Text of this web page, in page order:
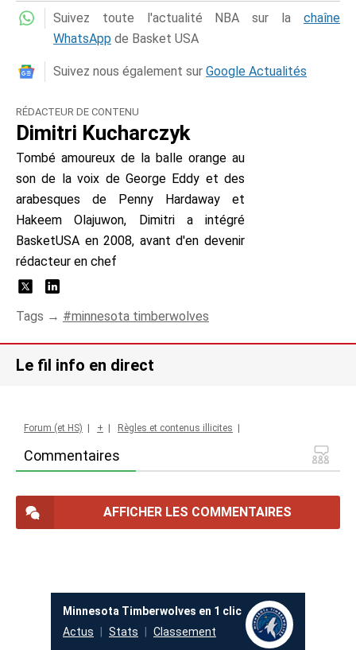
Suivez toute l'actualité NBA sur la chaîne
WhatsApp de Basket USA
Suivez nous également sur Google Actualités
RÉDACTEUR DE CONTENU
Dimitri Kucharczyk
Tombé amoureux de la balle orange au
son de la voix de George Eddy et des
arabesques de Penny Hardaway et
Hakeem Olajuwon, Dimitri a intégré
BasketUSA en 2008, avant d'en devenir
rédacteur en chef
Tags → minnesota timberwolves
Le fil info en direct
Commentaires
Forum (et HS) + Règles et contenus illicites
AFFICHER LES COMMENTAIRES
Minnesota Timberwolves en 1 clic
Actus
Stats Classement